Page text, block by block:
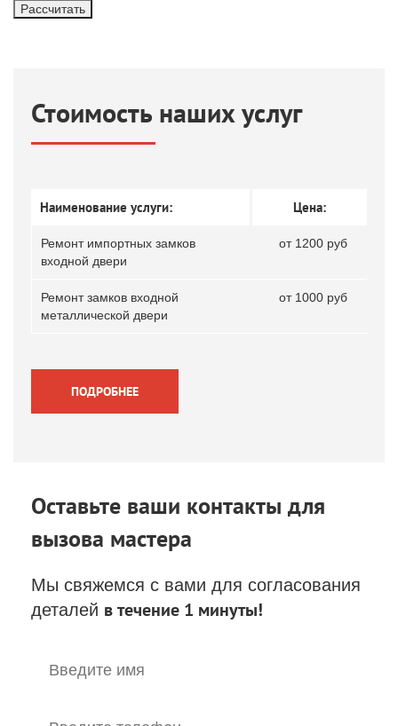
Рассчитать
Оставьте ваши контакты для
вызова мастера
Мы свяжемся с вами для согласования
деталей в течение 1 минуты!
Стоимость наших услуг
Наименование услуги: Цена:
Ремонт импортных замков
входной двери
от 1200 руб
Ремонт замков входной
металлической двери
от 1000 руб
ПОДРОБНЕЕ